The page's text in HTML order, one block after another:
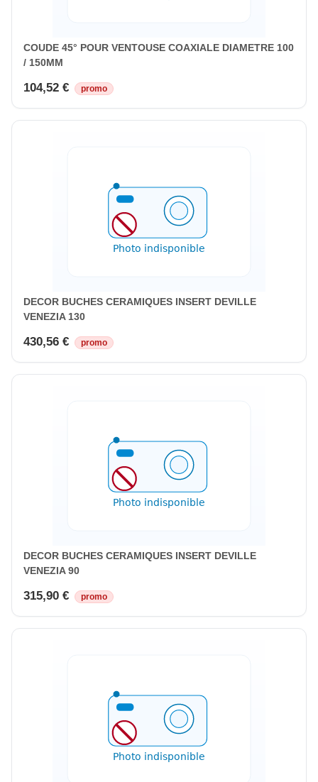
COUDE 45° POUR VENTOUSE COAXIALE DIAMETRE 100
/ 150MM
104,52 € promo
DECOR BUCHES CERAMIQUES INSERT DEVILLE
VENEZIA 130
430,56 € promo
DECOR BUCHES CERAMIQUES INSERT DEVILLE
VENEZIA 90
315,90 € promo